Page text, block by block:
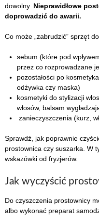
dowolny. Nieprawidłowe
doprowadzić do awarii.
Co może „zabrudzić” sprzęt do
sebum (które pod
przez co rozprowadzane
pozostałości po
odżywka czy maska)
kosmetyki do stylizacji
włosów, balsam
zanieczyszczenia (kurz,
Sprawdź, jak poprawnie
prostownica czy suszarka. W
wskazówki od fryzjerów.
Jak wyczyścić
Do czyszczenia prostownicy
albo wykonać preparat